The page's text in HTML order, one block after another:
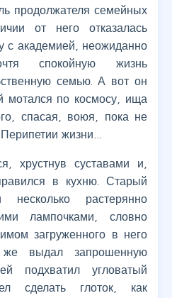
продолжателя семейных
от него отказалась
с академией, неожиданно
спокойную жизнь
семью. А вот он
мотался по космосу, ища
спасая, воюя, пока не
жизни…
хрустнув суставами и,
в кухню. Старый
растерянно
лампочками, словно
загруженного в него
выдал запрошенную
подхватил угловатый
сделать глоток, как